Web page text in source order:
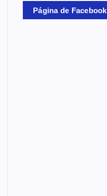
Página de Facebook